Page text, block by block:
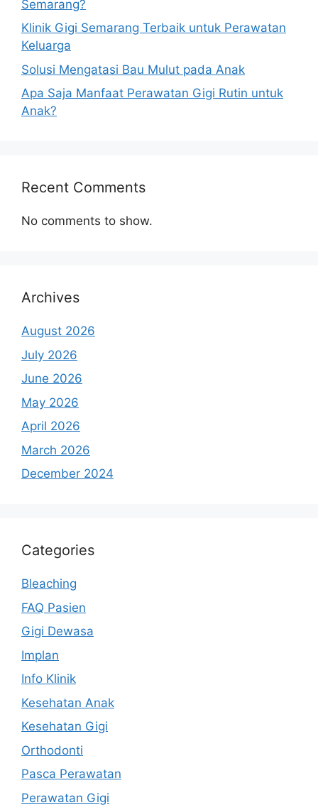
Semarang?
Klinik Gigi Semarang Terbaik untuk Perawatan
Keluarga
Solusi Mengatasi Bau Mulut pada Anak
Apa Saja Manfaat Perawatan Gigi Rutin untuk
Anak?
Recent Comments
No comments to show.
Archives
August 2026
July 2026
June 2026
May 2026
April 2026
March 2026
December 2024
Categories
Bleaching
FAQ Pasien
Gigi Dewasa
Implan
Info Klinik
Kesehatan Anak
Kesehatan Gigi
Orthodonti
Pasca Perawatan
Perawatan Gigi